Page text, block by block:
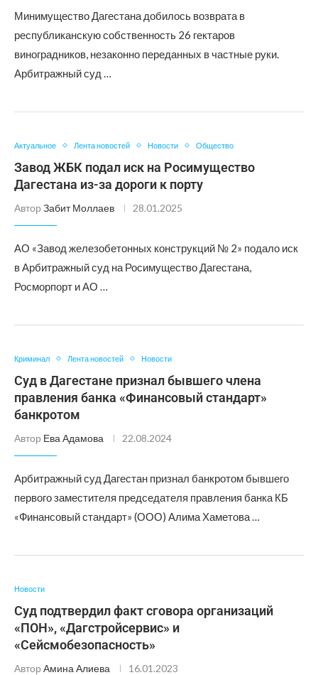
Минимущество Дагестана добилось возврата в
республиканскую собственность 26 гектаров
виноградников, незаконно переданных в частные руки.
Арбитражный суд …
Актуальное Лента новостей Новости Общество
Завод ЖБК подал иск на Росимущество
Дагестана из-за дороги к порту
Автор Забит Моллаев 28.01.2025
АО «Завод железобетонных конструкций № 2» подало иск
в Арбитражный суд на Росимущество Дагестана,
Росморпорт и АО …
Криминал Лента новостей Новости
Суд в Дагестане признал бывшего члена
правления банка «Финансовый стандарт»
банкротом
Автор Ева Адамова 22.08.2024
Арбитражный суд Дагестан признал банкротом бывшего
первого заместителя председателя правления банка КБ
«Финансовый стандарт» (ООО) Алима Хаметова …
Новости
Суд подтвердил факт сговора организаций
«ПОН», «Дагстройсервис» и
«Сейсмобезопасность»
Автор Амина Алиева 16.01.2023